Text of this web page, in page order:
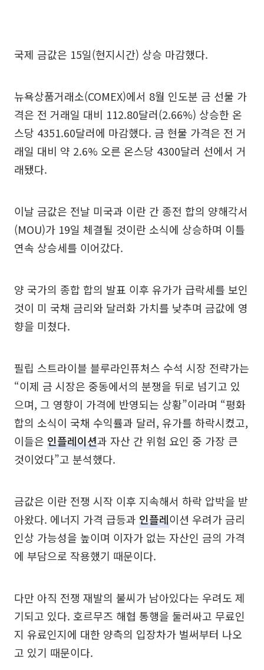
국제 금값은 15일(현지시간) 상승 마감했다.
뉴욕상품거래소(COMEX)에서 8월 인도분 금 선물 가
격은 전 거래일 대비 112.80달러(2.66%) 상승한 온
스당 4351.60달러에 마감했다. 금 현물 가격은 전 거
래일 대비 약 2.6% 오른 온스당 4300달러 선에서 거
래됐다.
이날 금값은 전날 미국과 이란 간 종전 합의 양해각서
(MOU)가 19일 체결될 것이란 소식에 상승하며 이틀
연속 상승세를 이어갔다.
양 국가의 종합 합의 발표 이후 유가가 급락세를 보인
것이 미 국채 금리와 달러화 가치를 낮추며 금값에 영
향을 미쳤다.
필립 스트라이블 블루라인퓨처스 수석 시장 전략가는
“이제 금 시장은 중동에서의 분쟁을 뒤로 넘기고 있
으며, 그 영향이 가격에 반영되는 상황”이라며 “평화
합의 소식이 국채 수익률과 달러, 유가를 하락시켰고,
이들은 인플레이션과 자산 간 위험 요인 중 가장 큰
것이었다”고 분석했다.
금값은 이란 전쟁 시작 이후 지속해서 하락 압박을 받
아왔다. 에너지 가격 급등과 인플레이션 우려가 금리
인상 가능성을 높이며 이자가 없는 자산인 금의 가격
에 부담으로 작용했기 때문이다.
다만 아직 전쟁 재발의 불씨가 남아있다는 우려도 제
기되고 있다. 호르무즈 해협 통행을 둘러싸고 무료인
지 유료인지에 대한 양측의 입장차가 벌써부터 나오
고 있기 때문이다.